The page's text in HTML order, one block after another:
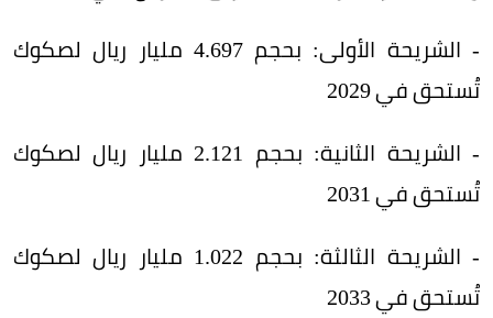
- الشريحة الأولى: بحجم 4.697 مليار ريال لصكوك
تُستحق في 2029
- الشريحة الثانية: بحجم 2.121 مليار ريال لصكوك
تُستحق في 2031
- الشريحة الثالثة: بحجم 1.022 مليار ريال لصكوك
تُستحق في 2033